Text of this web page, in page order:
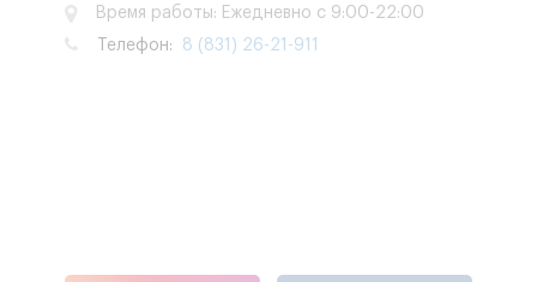
Время работы: Ежедневно с 9:00-22:00
Телефон: 8 (831) 26-21-911